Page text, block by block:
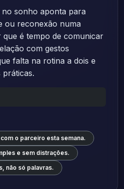
sonho aponta para
ou reconexão numa
que é tempo de comunicar
com gestos
falta na rotina a dois e
o parceiro esta semana.
e sem distrações.
não só palavras.